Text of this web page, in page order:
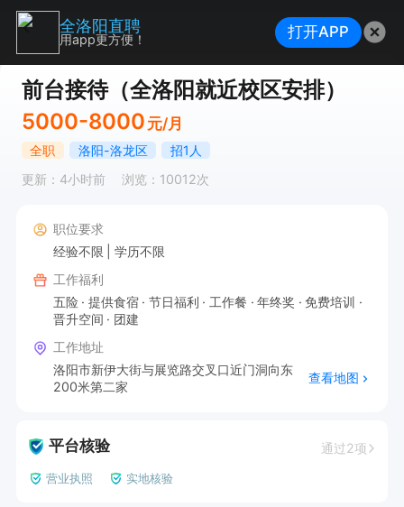
前台接待（全洛阳就近校区安排）
5000-8000 元/月
全职 洛阳-洛龙区
招1人
更新：4小时前
浏览：10012次
职位要求
经验不限
学历不限
工作福利
五险
提供食宿 节日福利 工作餐 年终奖
免费培训
晋升空间
团建
工作地址
洛阳市新伊大街与展览路交叉口近门洞向东
200米第二家
查看地图
平台核验 通过2项
营业执照 实地核验
全洛阳直聘
用app更方便！ 打开APP